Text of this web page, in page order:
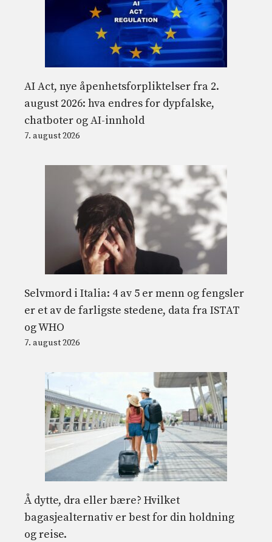
AI Act, nye åpenhetsforpliktelser fra 2.
august 2026: hva endres for dypfalske,
chatboter og AI-innhold
7. august 2026
Selvmord i Italia: 4 av 5 er menn og fengsler
er et av de farligste stedene, data fra ISTAT
og WHO
7. august 2026
Å dytte, dra eller bære? Hvilket
bagasjealternativ er best for din holdning
og reise.